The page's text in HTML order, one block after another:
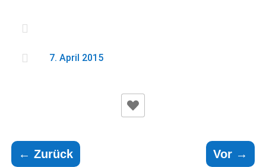

 7. April 2015
←Zurück Vor→